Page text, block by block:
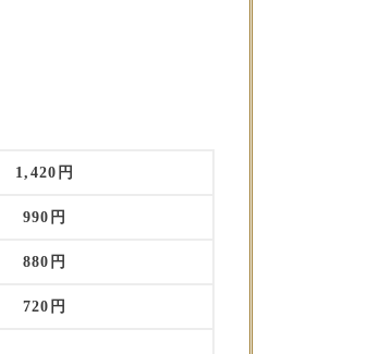
1,420円
990円
880円
720円